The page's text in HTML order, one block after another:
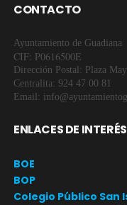
CONTACTO
Ayuntamiento de Guadiana
CIF: P0616500E
Dirección Postal: Plaza
Centralita: 924 47 00 81
Email:
ENLACES DE INTERÉS
BOE
BOP
Colegio Público San